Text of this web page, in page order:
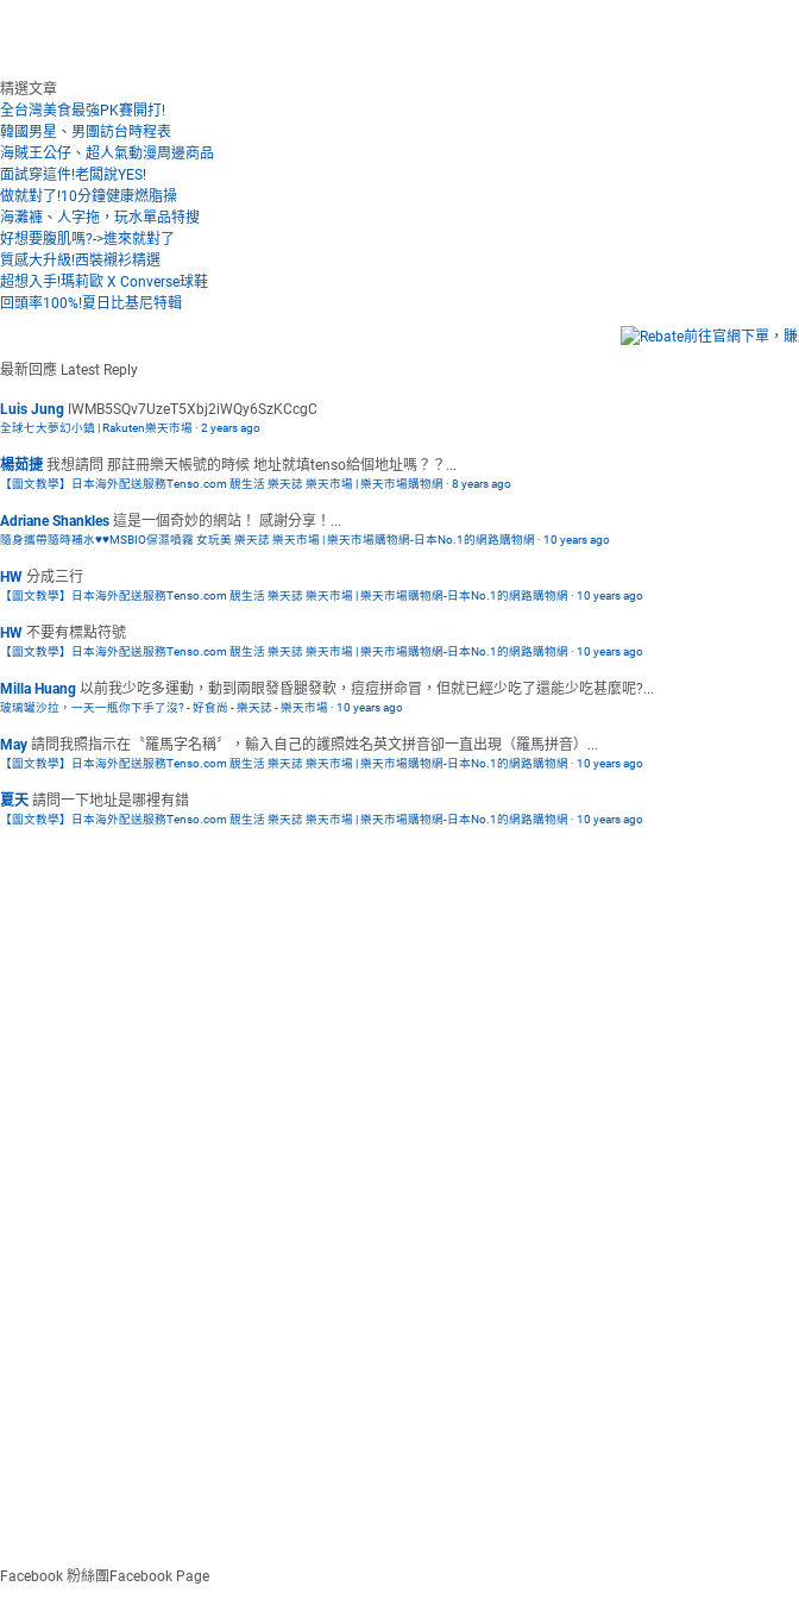
精選文章
全台灣美食最強PK賽開打!
韓國男星、男團訪台時程表
海賊王公仔、超人氣動漫周邊商品
面試穿這件!老闆說YES!
做就對了!10分鐘健康燃脂操
海灘褲、人字拖，玩水單品特搜
好想要腹肌嗎?->進來就對了
質感大升級!西裝襯衫精選
超想入手!瑪莉歐 X Converse球鞋
回頭率100%!夏日比基尼特輯
最新回應 Latest Reply
Luis Jung IWMB5SQv7UzeT5Xbj2iWQy6SzKCcgC
全球七大夢幻小鎮 | Rakuten樂天市場· 2 years ago
楊茹捷 我想請問 那註冊樂天帳號的時候 地址就填tenso給個地址嗎？？...
【圖文教學】日本海外配送服務Tenso.com 靚生活 樂天誌 樂天市場 | 樂天市場購物網 · 8 years ago
Adriane Shankles 這是一個奇妙的網站！ 感謝分享！...
隨身攜帶隨時補水♥♥MSBIO保濕噴霧 女玩美 樂天誌 樂天市場 | 樂天市場購物網-日本No.1的網路購物網 · 10 years ago
HW 分成三行
【圖文教學】日本海外配送服務Tenso.com 靚生活 樂天誌 樂天市場 | 樂天市場購物網-日本No.1的網路購物網 · 10 years ago
HW 不要有標點符號
【圖文教學】日本海外配送服務Tenso.com 靚生活 樂天誌 樂天市場 | 樂天市場購物網-日本No.1的網路購物網 · 10 years ago
Milla Huang 以前我少吃多運動，動到兩眼發昏腿發軟，痘痘拼命冒，但就已經少吃了還能少吃甚麼呢?...
玻璃罐沙拉，一天一瓶你下手了沒? - 好食尚 - 樂天誌 - 樂天市場· 10 years ago
May 請問我照指示在〝羅馬字名稱〞，輸入自己的護照姓名英文拼音卻一直出現（羅馬拼音）...
【圖文教學】日本海外配送服務Tenso.com 靚生活 樂天誌 樂天市場 | 樂天市場購物網-日本No.1的網路購物網 · 10 years ago
夏天 請問一下地址是哪裡有錯
【圖文教學】日本海外配送服務Tenso.com 靚生活 樂天誌 樂天市場 | 樂天市場購物網-日本No.1的網路購物網 · 10 years ago
Facebook 粉絲團 Facebook Page